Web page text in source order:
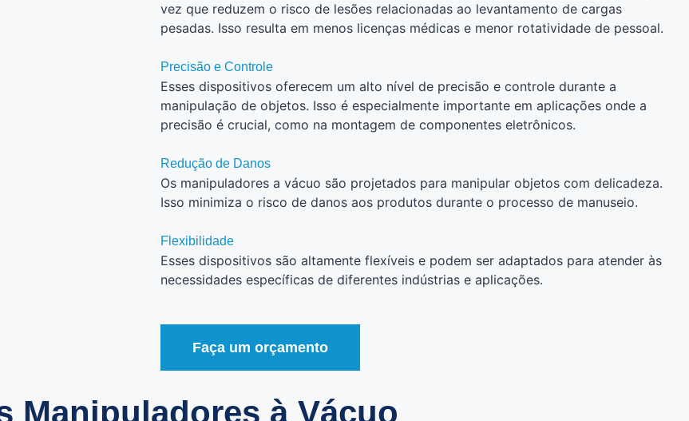
vez que reduzem o risco de lesões relacionadas ao levantamento de cargas
pesadas. Isso resulta em menos licenças médicas e menor rotatividade de pessoal.
Precisão e Controle
Esses dispositivos oferecem um alto nível de precisão e controle durante a
manipulação de objetos. Isso é especialmente importante em aplicações onde a
precisão é crucial, como na montagem de componentes eletrônicos.
Redução de Danos
Os manipuladores a vácuo são projetados para manipular objetos com delicadeza.
Isso minimiza o risco de danos aos produtos durante o processo de manuseio.
Flexibilidade
Esses dispositivos são altamente flexíveis e podem ser adaptados para atender às
necessidades específicas de diferentes indústrias e aplicações.
Faça um orçamento
Manipuladores à Vácuo